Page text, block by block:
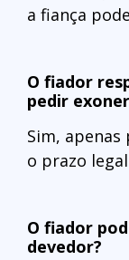
a fiança
O fiador
pedir
Sim,
o prazo
O fiador
devedor?